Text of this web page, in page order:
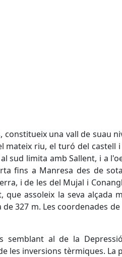
constitueix una vall de suau
riu, el turó del castell
sud limita amb Sallent, i a
fins a Manresa des de
i de les del Mujal i
assoleix la seva alçada
327 m. Les coordenades de
semblant al de la
les inversions tèrmiques. La